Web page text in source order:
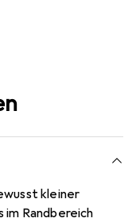
kleiner
im Randbereich